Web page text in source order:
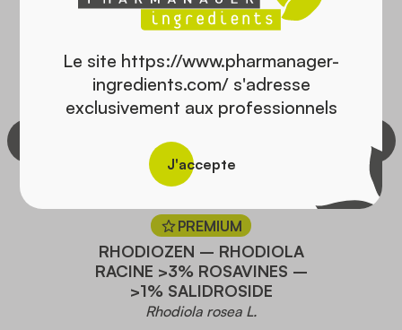
PREMIUM
RHODIOZEN – RHODIOLA
RACINE >3% ROSAVINES –
>1% SALIDROSIDE
Rhodiola rosea L.
Le site https://www.pharmanager-
ingredients.com/ s'adresse
exclusivement aux professionnels
J'accepte